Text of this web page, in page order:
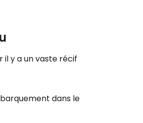
il y a un vaste récif
dans le